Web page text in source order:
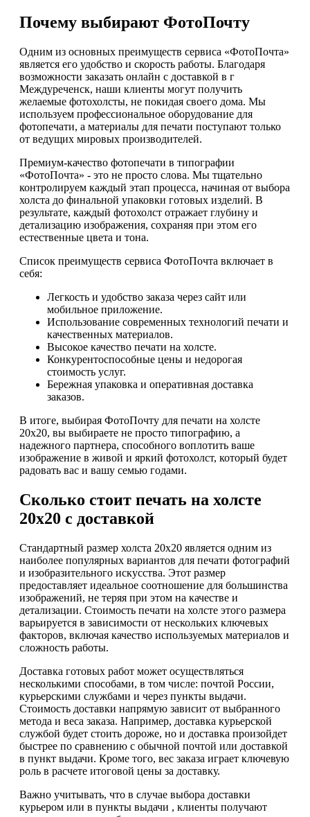
Почему выбирают ФотоПочту
Одним из основных преимуществ сервиса «ФотоПочта»
является его удобство и скорость работы. Благодаря
возможности заказать онлайн с доставкой в г
Междуреченск, наши клиенты могут получить
желаемые фотохолсты, не покидая своего дома. Мы
используем профессиональное оборудование для
фотопечати, а материалы для печати поступают только
от ведущих мировых производителей.
Премиум-качество фотопечати в типографии
«ФотоПочта» - это не просто слова. Мы тщательно
контролируем каждый этап процесса, начиная от выбора
холста до финальной упаковки готовых изделий. В
результате, каждый фотохолст отражает глубину и
детализацию изображения, сохраняя при этом его
естественные цвета и тона.
Список преимуществ сервиса ФотоПочта включает в
себя:
Легкость и удобство заказа через сайт или
мобильное приложение.
Использование современных технологий печати и
качественных материалов.
Высокое качество печати на холсте.
Конкурентоспособные цены и недорогая
стоимость услуг.
Бережная упаковка и оперативная доставка
заказов.
В итоге, выбирая ФотоПочту для печати на холсте
20х20, вы выбираете не просто типографию, а
надежного партнера, способного воплотить ваше
изображение в живой и яркий фотохолст, который будет
радовать вас и вашу семью годами.
Сколько стоит печать на холсте
20х20 с доставкой
Стандартный размер холста 20х20 является одним из
наиболее популярных вариантов для печати фотографий
и изобразительного искусства. Этот размер
предоставляет идеальное соотношение для большинства
изображений, не теряя при этом на качестве и
детализации. Стоимость печати на холсте этого размера
варьируется в зависимости от нескольких ключевых
факторов, включая качество используемых материалов и
сложность работы.
Доставка готовых работ может осуществляться
несколькими способами, в том числе: почтой России,
курьерскими службами и через пункты выдачи.
Стоимость доставки напрямую зависит от выбранного
метода и веса заказа. Например, доставка курьерской
службой будет стоить дороже, но и доставка произойдет
быстрее по сравнению с обычной почтой или доставкой
в пункт выдачи. Кроме того, вес заказа играет ключевую
роль в расчете итоговой цены за доставку.
Важно учитывать, что в случае выбора доставки
курьером или в пункты выдачи , клиенты получают